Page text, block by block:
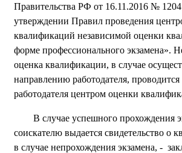
Правительства РФ от 16.11.2016 №
утверждении Правил проведения
квалификаций независимой оценки
форме профессионального экзамена».
оценка квалификации, в случае
направлению работодателя, проводится
работодателя центром оценки
В случае успешного прохождения
соискателю выдается свидетельство о
в случае непрохождения экзамена, -